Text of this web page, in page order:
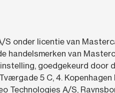
onder licentie van
handelsmerken van
goedgekeurd door
5 C, 4. Kopenhagen
Technologies A/S,